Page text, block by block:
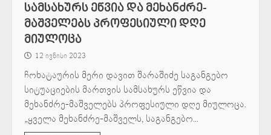
სამსახურს ეწვია და მეხანძრე-
მაშველებს პროფესიული დღე
მიულოცა
12 ივნისი 2023
ჩოხატაურის მერი დავით შარაშიძე საგანგებო
სიტუაციების მართვის სამსახურს ეწვია და
მეხანძრე-მაშველებს პროფესიული დღე მიულოცა.
„ყველა მეხანძრე-მაშველს, საგანგებო...